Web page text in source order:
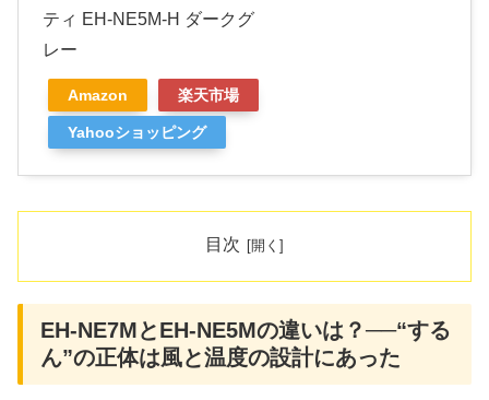
ティ EH-NE5M-H ダークグ
レー
Amazon 楽天市場
Yahooショッピング
目次
EH-NE7MとEH-NE5Mの違いは？──“する
ん”の正体は風と温度の設計にあった